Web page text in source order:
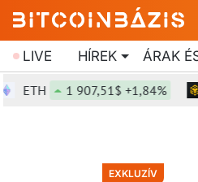
LIVE HÍREK ÁRAK
1 907,51$ +1,84%
EXKLUZÍV